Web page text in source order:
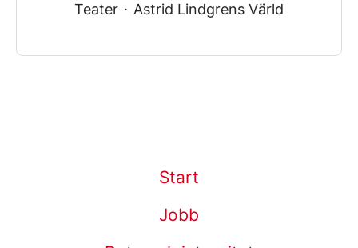
Teater · Astrid Lindgrens Värld
Start
Jobb